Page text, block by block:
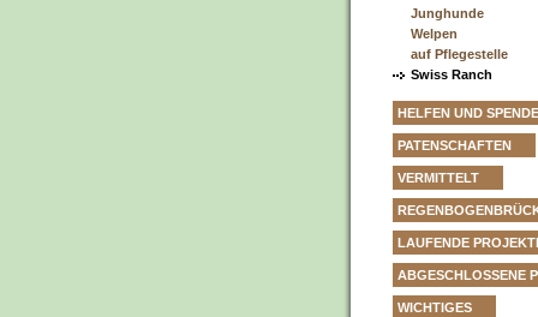
Junghunde
Welpen
auf Pflegestelle
Swiss Ranch
HELFEN UND
PATENSCHAFTEN
VERMITTELT
LAUFENDE
ABGESCHLOSSENE
WICHTIGES